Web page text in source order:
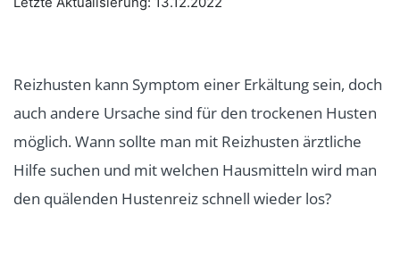
Reizhusten kann Symptom einer Erkältung sein, doch
auch andere Ursache sind für den trockenen Husten
möglich. Wann sollte man mit Reizhusten ärztliche
Hilfe suchen und mit welchen Hausmitteln wird man
den quälenden Hustenreiz schnell wieder los?